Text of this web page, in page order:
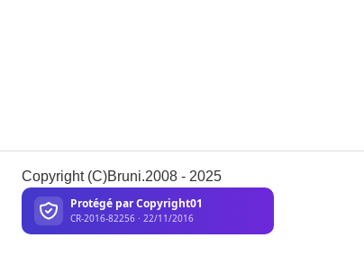
Copyright (C)Bruni.2008 - 2025